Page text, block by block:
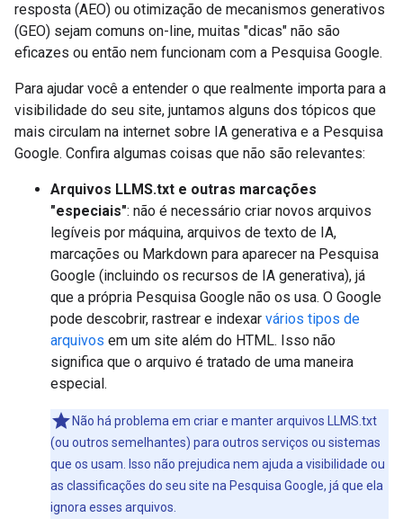
resposta (AEO) ou otimização de mecanismos generativos
(GEO) sejam comuns on-line, muitas "dicas" não são
eficazes ou então nem funcionam com a Pesquisa Google.
Para ajudar você a entender o que realmente importa para a
visibilidade do seu site, juntamos alguns dos tópicos que
mais circulam na internet sobre IA generativa e a Pesquisa
Google. Confira algumas coisas que não são relevantes:
Arquivos LLMS.txt e outras marcações
"especiais": não é necessário criar novos arquivos
legíveis por máquina, arquivos de texto de IA,
marcações ou Markdown para aparecer na Pesquisa
Google (incluindo os recursos de IA generativa), já
que a própria Pesquisa Google não os usa. O Google
pode descobrir, rastrear e indexar vários tipos de
arquivos em um site além do HTML. Isso não
significa que o arquivo é tratado de uma maneira
especial.
Não há problema em criar e manter arquivos LLMS.txt
(ou outros semelhantes) para outros serviços ou sistemas
que os usam. Isso não prejudica nem ajuda a visibilidade ou
as classificações do seu site na Pesquisa Google, já que ela
ignora esses arquivos.